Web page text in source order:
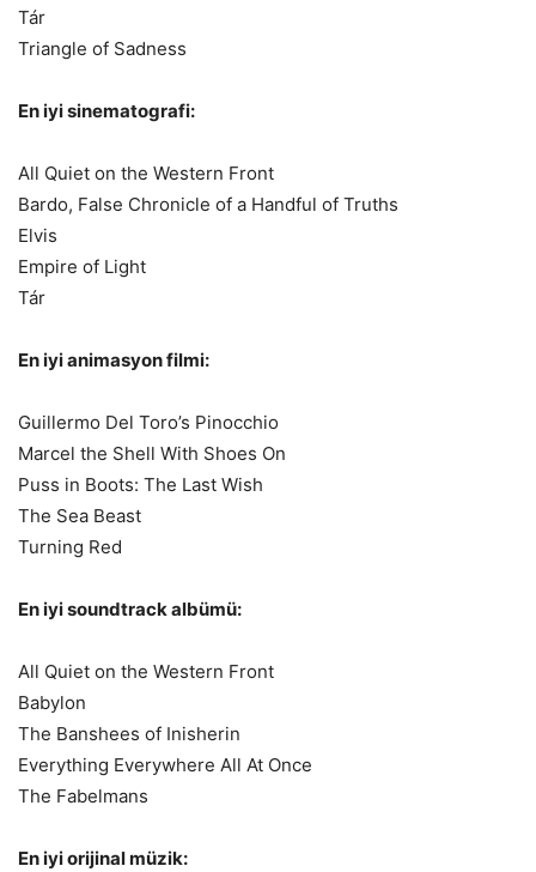
Tár
Triangle of Sadness
En iyi sinematografi:
All Quiet on the Western Front
Bardo, False Chronicle of a Handful of Truths
Elvis
Empire of Light
Tár
En iyi animasyon filmi:
Guillermo Del Toro’s Pinocchio
Marcel the Shell With Shoes On
Puss in Boots: The Last Wish
The Sea Beast
Turning Red
En iyi soundtrack albümü:
All Quiet on the Western Front
Babylon
The Banshees of Inisherin
Everything Everywhere All At Once
The Fabelmans
En iyi orijinal müzik: